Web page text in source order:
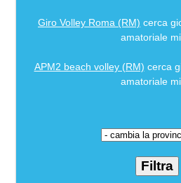
Giro Volley Roma (RM) cerca
amatoriale
APM2 beach volley (RM) cerca
amatoriale